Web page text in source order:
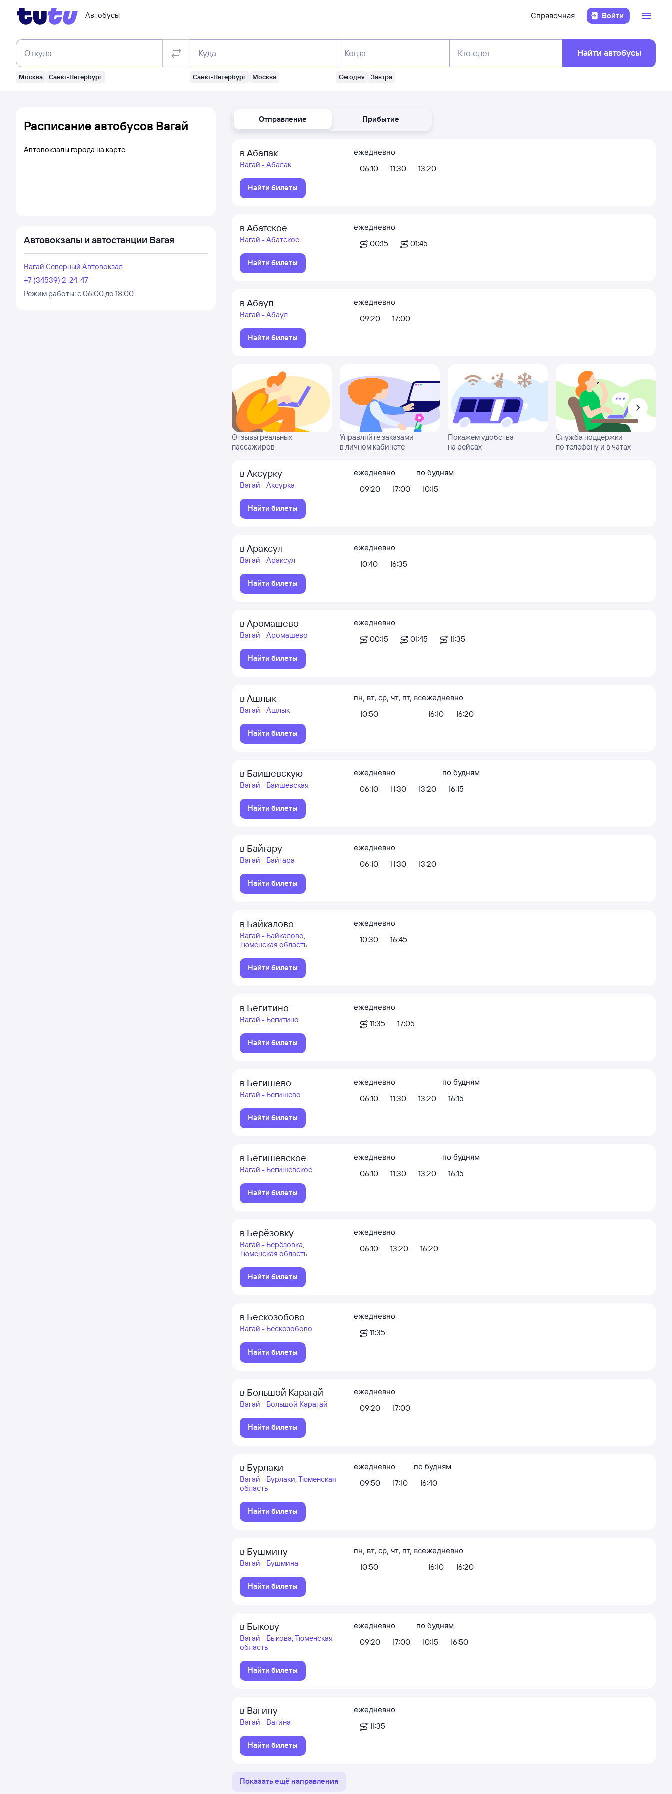
Автобусы Справочная Войти
Откуда
Москва Санкт-Петербург
Куда
Санкт-Петербург Москва
Когда
Сегодня Завтра
Кто едет Найти автобусы
Отправление Прибытие
в Абалак
Вагай - Абалак
Найти билеты
ежедневно
06:10
11:30 13:20
в Абатское
Вагай - Абатское
Найти билеты
ежедневно
00:15
01:45
в Абаул
Вагай - Абаул
Найти билеты
ежедневно
09:20
17:00
Отзывы реальных
пассажиров
Управляйте заказами
в личном кабинете
Покажем удобства
на рейсах
Служба поддержки
по телефону и в чатах
в Аксурку
Вагай - Аксурка
Найти билеты
ежедневно
09:20
17:00
по будням
10:15
в Араксул
Вагай - Араксул
Найти билеты
ежедневно
10:40
16:35
в Аромашево
Вагай - Аромашево
Найти билеты
ежедневно
00:15
01:45 11:35
в Ашлык
Вагай - Ашлык
Найти билеты
пн, вт, ср, чт, пт, вс
10:50
ежедневно
16:10
16:20
в Баишевскую
Вагай - Баишевская
Найти билеты
ежедневно
06:10
11:30 13:20
по будням
16:15
в Байгару
Вагай - Байгара
Найти билеты
ежедневно
06:10
11:30 13:20
в Байкалово
Вагай - Байкалово,
Тюменская область
Найти билеты
ежедневно
10:30
16:45
в Бегитино
Вагай - Бегитино
Найти билеты
ежедневно
11:35
17:05
в Бегишево
Вагай - Бегишево
Найти билеты
ежедневно
06:10
11:30 13:20
по будням
16:15
в Бегишевское
Вагай - Бегишевское
Найти билеты
ежедневно
06:10
11:30 13:20
по будням
16:15
в Берёзовку
Вагай - Берёзовка,
Тюменская область
Найти билеты
ежедневно
06:10
13:20 16:20
в Бескозобово
Вагай - Бескозобово
Найти билеты
ежедневно
11:35
в Большой Карагай
Вагай - Большой Карагай
Найти билеты
ежедневно
09:20
17:00
в Бурлаки
Вагай - Бурлаки, Тюменская
область
Найти билеты
ежедневно
09:50
17:10
по будням
16:40
в Бушмину
Вагай - Бушмина
Найти билеты
пн, вт, ср, чт, пт, вс
10:50
ежедневно
16:10
16:20
в Быкову
Вагай - Быкова, Тюменская
область
Найти билеты
ежедневно
09:20
17:00
по будням
10:15
16:50
в Вагину
Вагай - Вагина
Найти билеты
ежедневно
11:35
Показать ещё направления
Расписание автобусов Вагай
Автовокзалы города на карте
Автовокзалы и автостанции Вагая
Вагай Северный Автовокзал
+7 (34539) 2-24-47
Режим работы:с 06:00 до 18:00